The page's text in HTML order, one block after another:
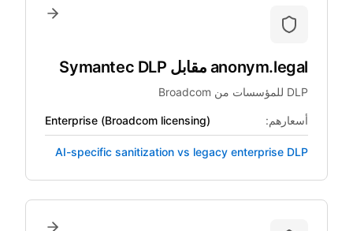
anonym.legal مقابل Symantec DLP
DLP للمؤسسات من Broadcom
أسعارهم: Enterprise (Broadcom licensing)
AI-specific sanitization vs legacy enterprise DLP